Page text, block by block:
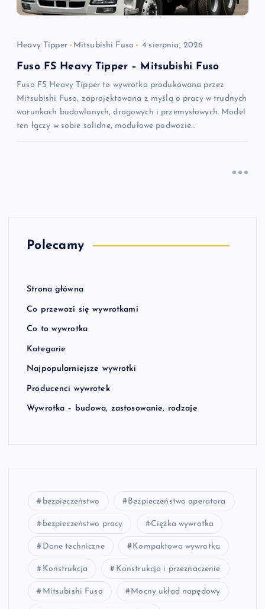
Heavy Tipper Mitsubishi Fuso 4 sierpnia, 2026
Fuso FS Heavy Tipper – Mitsubishi Fuso
Fuso FS Heavy Tipper to wywrotka produkowana przez
Mitsubishi Fuso, zaprojektowana z myślą o pracy w trudnych
warunkach budowlanych, drogowych i przemysłowych. Model
ten łączy w sobie solidne, modułowe podwozie…
Polecamy
Strona główna
Co przewozi się wywrotkami
Co to wywrotka
Kategorie
Najpopularniejsze wywrotki
Producenci wywrotek
Wywrotka – budowa, zastosowanie, rodzaje
bezpieczeństwo Bezpieczeństwo operatora
bezpieczeństwo pracy Ciężka wywrotka
Dane techniczne Kompaktowa wywrotka
Konstrukcja Konstrukcja i przeznaczenie
Mitsubishi Fuso Mocny układ napędowy